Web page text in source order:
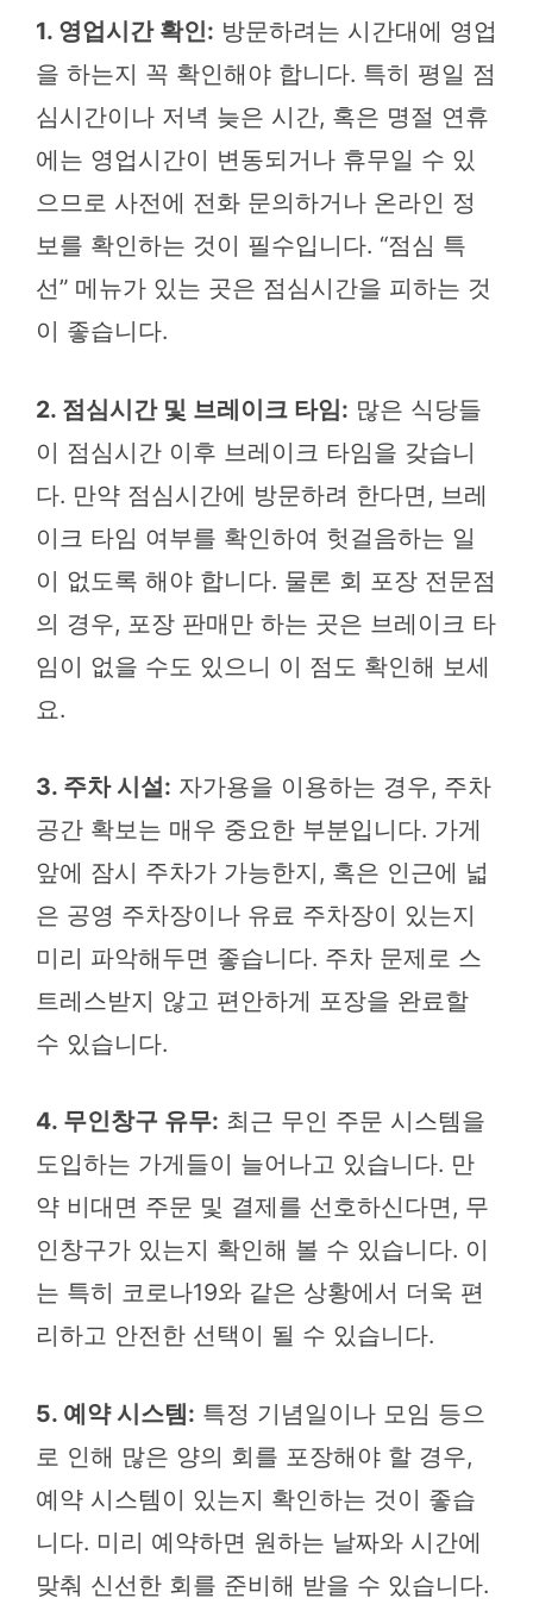
1. 영업시간 확인: 방문하려는 시간대에 영업
을 하는지 꼭 확인해야 합니다. 특히 평일 점
심시간이나 저녁 늦은 시간, 혹은 명절 연휴
에는 영업시간이 변동되거나 휴무일 수 있
으므로 사전에 전화 문의하거나 온라인 정
보를 확인하는 것이 필수입니다. “점심 특
선” 메뉴가 있는 곳은 점심시간을 피하는 것
이 좋습니다.
2. 점심시간 및 브레이크 타임: 많은 식당들
이 점심시간 이후 브레이크 타임을 갖습니
다. 만약 점심시간에 방문하려 한다면, 브레
이크 타임 여부를 확인하여 헛걸음하는 일
이 없도록 해야 합니다. 물론 회 포장 전문점
의 경우, 포장 판매만 하는 곳은 브레이크 타
임이 없을 수도 있으니 이 점도 확인해 보세
요.
3. 주차 시설: 자가용을 이용하는 경우, 주차
공간 확보는 매우 중요한 부분입니다. 가게
앞에 잠시 주차가 가능한지, 혹은 인근에 넓
은 공영 주차장이나 유료 주차장이 있는지
미리 파악해두면 좋습니다. 주차 문제로 스
트레스받지 않고 편안하게 포장을 완료할
수 있습니다.
4. 무인창구 유무: 최근 무인 주문 시스템을
도입하는 가게들이 늘어나고 있습니다. 만
약 비대면 주문 및 결제를 선호하신다면, 무
인창구가 있는지 확인해 볼 수 있습니다. 이
는 특히 코로나19와 같은 상황에서 더욱 편
리하고 안전한 선택이 될 수 있습니다.
5. 예약 시스템: 특정 기념일이나 모임 등으
로 인해 많은 양의 회를 포장해야 할 경우,
예약 시스템이 있는지 확인하는 것이 좋습
니다. 미리 예약하면 원하는 날짜와 시간에
맞춰 신선한 회를 준비해 받을 수 있습니다.